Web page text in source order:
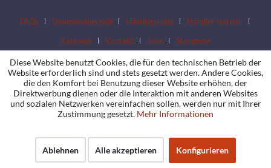
FAQs Downloadbereich Händlersuche
Händler werden
Kataloge
Kontakt Jobs Standorte
Diese Website benutzt Cookies, die für den technischen Betrieb der
Website erforderlich sind und stets gesetzt werden. Andere Cookies,
die den Komfort bei Benutzung dieser Website erhöhen, der
Direktwerbung dienen oder die Interaktion mit anderen Websites
und sozialen Netzwerken vereinfachen sollen, werden nur mit Ihrer
Zustimmung gesetzt. Mehr Informationen
Ablehnen Alle akzeptieren Konfigurieren